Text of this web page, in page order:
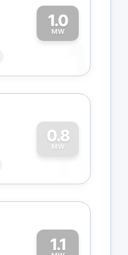
1.0
MW
1
0.8
MW
0
1.1